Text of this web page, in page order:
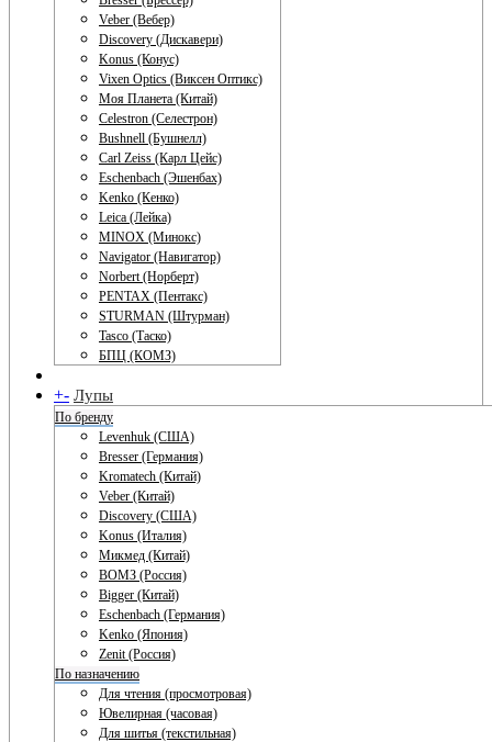
Veber (Вебер)
Discovery (Дискавери)
Konus (Конус)
Vixen Optics (Виксен Оптикс)
Моя Планета (Китай)
Celestron (Селестрон)
Bushnell (Бушнелл)
Carl Zeiss (Карл Цейс)
Eschenbach (Эшенбах)
Kenko (Кенко)
Leica (Лейка)
MINOX (Минокс)
Navigator (Навигатор)
Norbert (Норберт)
PENTAX (Пентакс)
STURMAN (Штурман)
Tasco (Таско)
БПЦ (КОМЗ)
+- Лупы
По бренду
Levenhuk (США)
Bresser (Германия)
Kromatech (Китай)
Veber (Китай)
Discovery (США)
Konus (Италия)
Микмед (Китай)
ВОМЗ (Россия)
Bigger (Китай)
Eschenbach (Германия)
Kenko (Япония)
Zenit (Россия)
По назначению
Для чтения (просмотровая)
Ювелирная (часовая)
Для шитья (текстильная)